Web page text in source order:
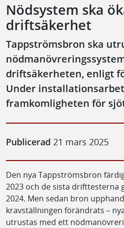
Nödsystem ska
driftsäkerhet
Tappströmsbron ska
driftsäkerheten, enligt
Under
framkomligheten för
Publicerad 21 mars 2025
Den nya Tappströmsbron
2023 och de sista drifttesterna
2024. Men sedan bron
kravställningen förändrats –
utrustas med ett